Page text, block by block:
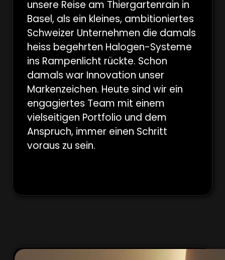
unsere Reise am Thiergartenrain in
Basel, als ein kleines, ambitioniertes
Schweizer Unternehmen die damals
heiss begehrten Halogen-Systeme
ins Rampenlicht rückte. Schon
damals war Innovation unser
Markenzeichen. Heute sind wir ein
engagiertes Team mit einem
vielseitigen Portfolio und dem
Anspruch, immer einen Schritt
voraus zu sein.